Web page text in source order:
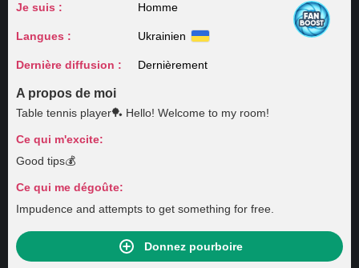
Je suis : Homme
Langues : Ukrainien
Dernière diffusion : Dernièrement
A propos de moi
Table tennis player🏓 Hello! Welcome to my room!
Ce qui m'excite:
Good tips💰
Ce qui me dégoûte:
Impudence and attempts to get something for free.
Donnez pourboire